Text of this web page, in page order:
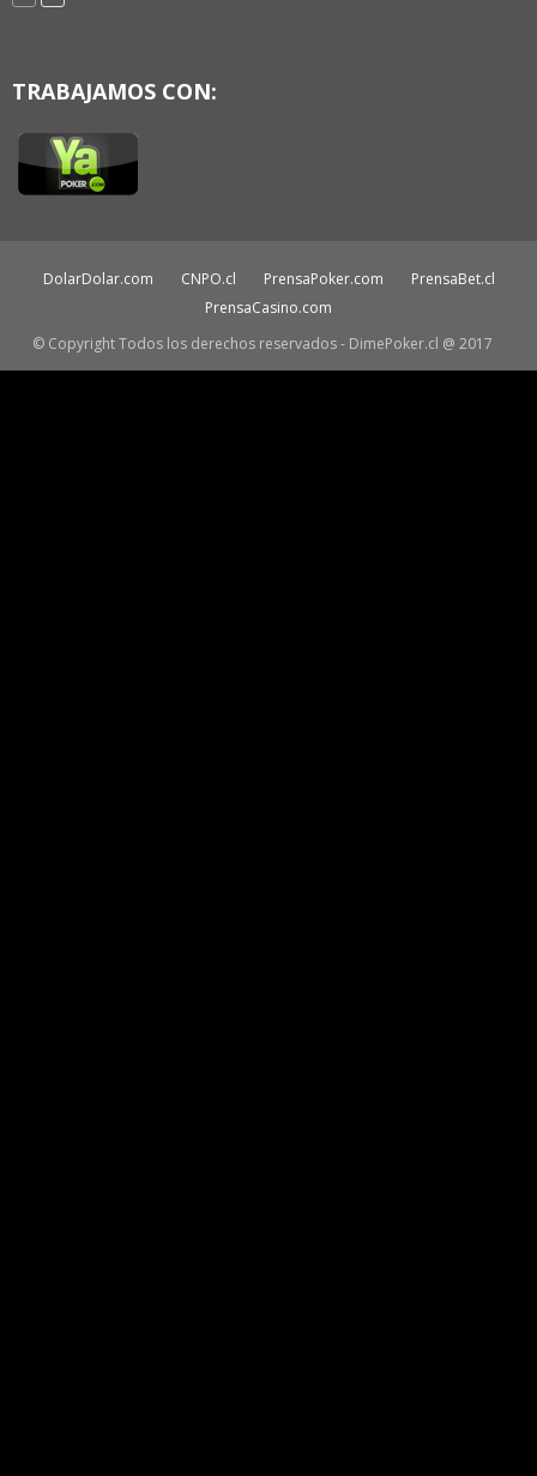
TRABAJAMOS CON:
DolarDolar.com CNPO.cl PrensaPoker.com
PrensaBet.cl
PrensaCasino.com
© Copyright Todos los derechos reservados - DimePoker.cl @ 2017